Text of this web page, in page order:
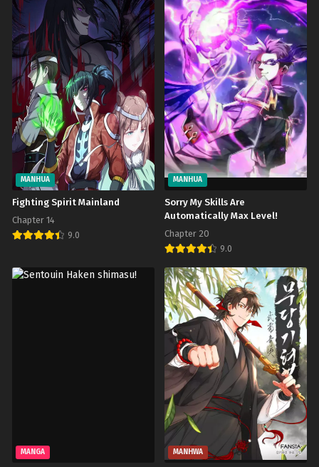
MANHUA
Fighting Spirit Mainland
Chapter 14
9.0
MANHUA
Sorry My Skills Are
Automatically Max Level!
Chapter 20
9.0
MANGA MANHWA